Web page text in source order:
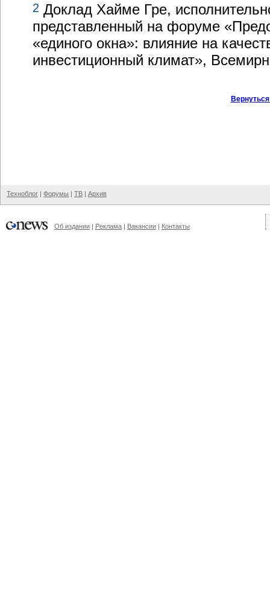
2 Доклад Хайме Гре,
представленный на форуме
«единого окна»: влияние на
инвестиционный климат»,
Техноблог | Форумы | ТВ | Архив
Об издании | Реклама | Вакансии | Контакты